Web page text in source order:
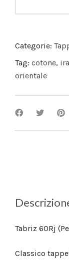
Categorie:
Tag: cotone,
orientale
Tabriz 60Rj
Classico